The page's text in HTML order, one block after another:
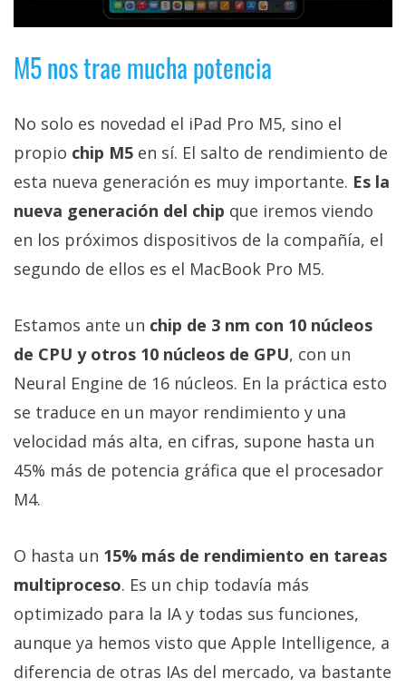
tutoriales.
El Grupo
Informático
derechos
reservados.
M5 nos trae mucha potencia
No solo es novedad el iPad Pro M5, sino el
propio chip M5 en sí. El salto de rendimiento de
esta nueva generación es muy importante. Es la
nueva generación del chip que iremos viendo
en los próximos dispositivos de la compañía, el
segundo de ellos es el MacBook Pro M5.
Estamos ante un chip de 3 nm con 10 núcleos
de CPU y otros 10 núcleos de GPU, con un
Neural Engine de 16 núcleos. En la práctica esto
se traduce en un mayor rendimiento y una
velocidad más alta, en cifras, supone hasta un
45% más de potencia gráfica que el procesador
M4.
O hasta un 15% más de rendimiento en tareas
multiproceso. Es un chip todavía más
optimizado para la IA y todas sus funciones,
aunque ya hemos visto que Apple Intelligence, a
diferencia de otras IAs del mercado, va bastante